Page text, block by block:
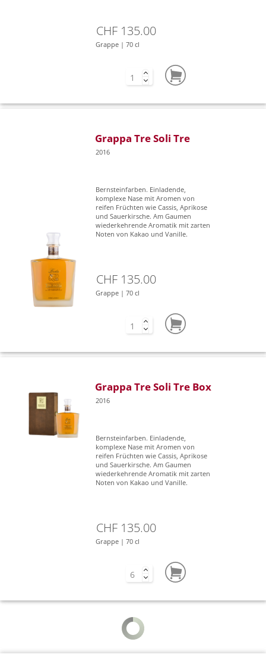
CHF 135.00
Grappe | 70 cl
Grappa Tre Soli Tre
2016
Bernsteinfarben. Einladende,
komplexe Nase mit Aromen von
reifen Früchten wie Cassis, Aprikose
und Sauerkirsche. Am Gaumen
wiederkehrende Aromatik mit zarten
Noten von Kakao und Vanille.
CHF 135.00
Grappe | 70 cl
Grappa Tre Soli Tre Box
2016
Bernsteinfarben. Einladende,
komplexe Nase mit Aromen von
reifen Früchten wie Cassis, Aprikose
und Sauerkirsche. Am Gaumen
wiederkehrende Aromatik mit zarten
Noten von Kakao und Vanille.
CHF 135.00
Grappe | 70 cl